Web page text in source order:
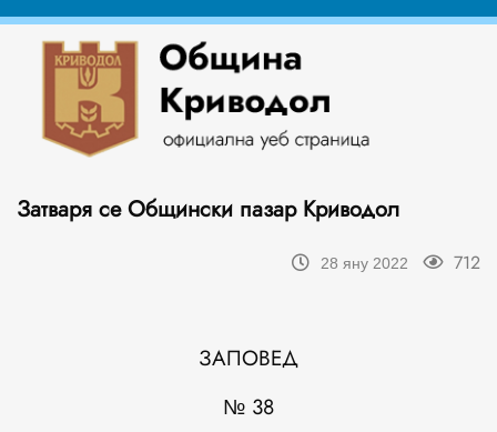
Затваря се Общински пазар Криводол
28 яну 2022 712
ЗАПОВЕД
№ 38